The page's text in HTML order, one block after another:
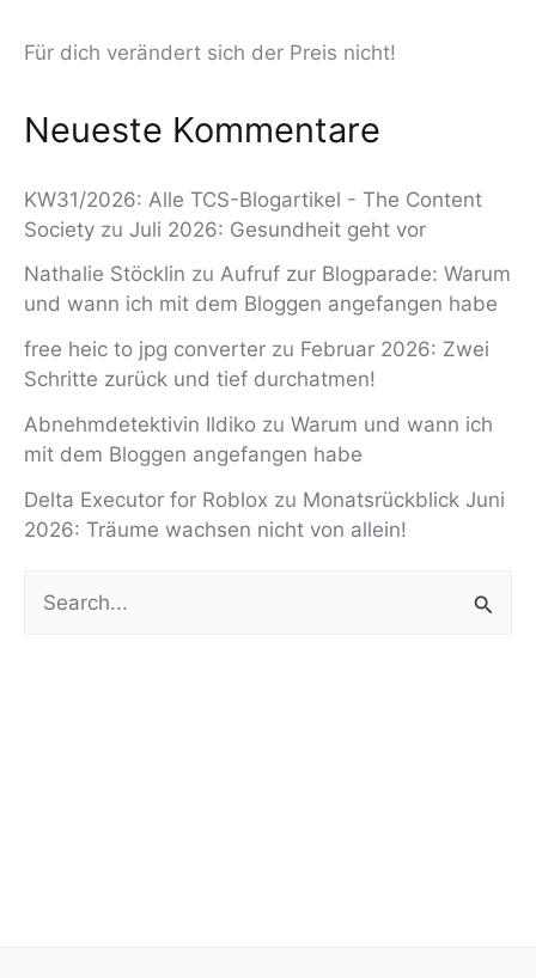
Für dich verändert sich der Preis nicht!
Neueste Kommentare
KW31/2026: Alle TCS-Blogartikel - The Content
Society zu Juli 2026: Gesundheit geht vor
Nathalie Stöcklin zu Aufruf zur Blogparade: Warum
und wann ich mit dem Bloggen angefangen habe
free heic to jpg converter zu Februar 2026: Zwei
Schritte zurück und tief durchatmen!
Abnehmdetektivin Ildiko zu Warum und wann ich
mit dem Bloggen angefangen habe
Delta Executor for Roblox zu Monatsrückblick Juni
2026: Träume wachsen nicht von allein!